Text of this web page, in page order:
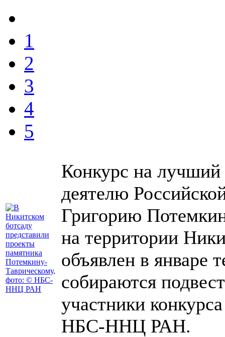
1
2
3
4
5
Конкурс на лучший
деятелю
Григорию
на территории
объявлен в январе
собираются
участники
НБС-ННЦ РАН.